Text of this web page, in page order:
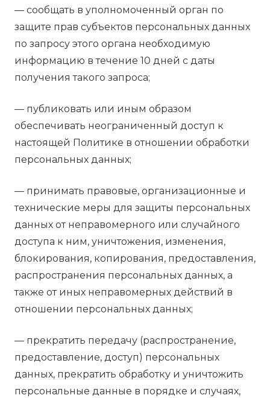
— сообщать в уполномоченный орган по
защите прав субъектов персональных данных
по запросу этого органа необходимую
информацию в течение 10 дней с даты
получения такого запроса;
— публиковать или иным образом
обеспечивать неограниченный доступ к
настоящей Политике в отношении обработки
персональных данных;
— принимать правовые, организационные и
технические меры для защиты персональных
данных от неправомерного или случайного
доступа к ним, уничтожения, изменения,
блокирования, копирования, предоставления,
распространения персональных данных, а
также от иных неправомерных действий в
отношении персональных данных;
— прекратить передачу (распространение,
предоставление, доступ) персональных
данных, прекратить обработку и уничтожить
персональные данные в порядке и случаях,